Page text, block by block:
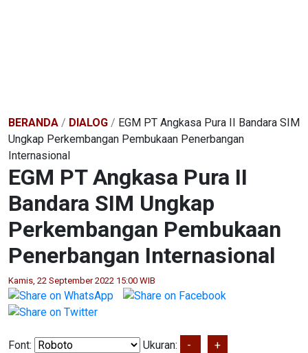
BERANDA / DIALOG / EGM PT Angkasa Pura II Bandara SIM
Ungkap Perkembangan Pembukaan Penerbangan
Internasional
EGM PT Angkasa Pura II
Bandara SIM Ungkap
Perkembangan Pembukaan
Penerbangan Internasional
Kamis, 22 September 2022 15:00 WIB
Font: Ukuran: - +